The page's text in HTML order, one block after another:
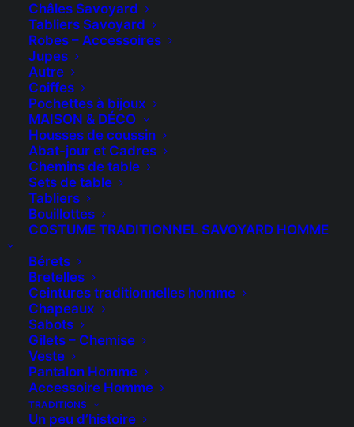
Châles Savoyard
Tabliers Savoyard
Robes – Accessoires
Jupes
Autre
Coiffes
Pochettes à bijoux
MAISON & DÉCO
Housses de coussin
Abat-jour et Cadres
Chemins de table
Sets de table
Tabliers
Bouillottes
COSTUME TRADITIONNEL SAVOYARD HOMME
Bérets
Bretelles
Ceintures traditionnelles homme
Chapeaux
Sabots
Gilets – Chemise
Veste
Pantalon Homme
Accessoire Homme
TRADITIONS
Un peu d’histoire
MARCHES ARTISANAUX
2026